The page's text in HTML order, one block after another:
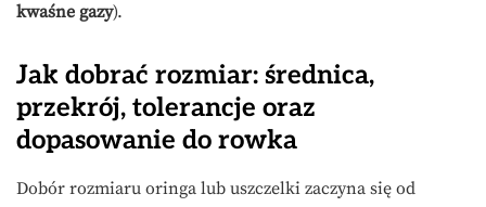
kwaśne gazy).
Jak dobrać rozmiar: średnica,
przekrój, tolerancje oraz
dopasowanie do rowka
Dobór rozmiaru oringa lub uszczelki zaczyna się od